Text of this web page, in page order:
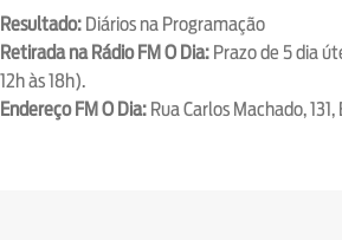
Resultado: Diários na Programação
Retirada na Rádio FM O Dia: Prazo de 5 dia
12h às 18h).
Endereço FM O Dia: Rua Carlos Machado,